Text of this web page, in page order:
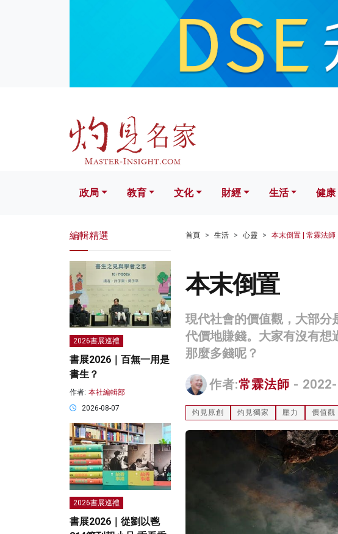
文化 財經 生活 健康
政局 教育 文化 財經 生活 健康
首頁 生活 心靈 本末倒置 | 常霖法師
本末倒置
現代社會的價值觀，大部分
代價地賺錢。大家有沒有想
那麼多錢呢？
作者:常霖法師 -
灼見原創 灼見獨家 壓力 價值觀
編輯精選
2026書展巡禮
書展2026｜百無一用是
書生？
作者: 本社編輯部
2026-08-07
2026書展巡禮
書展2026｜從劉以鬯